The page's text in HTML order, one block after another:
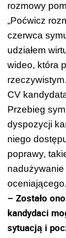
rozmowy
„Poćwicz
czerwca
udziałem
wideo, która
rzeczywistym.
CV
Przebieg
dyspozycji
niego
poprawy,
nadużywanie
oceniającego.
– Zostało
kandydaci
sytuacją i